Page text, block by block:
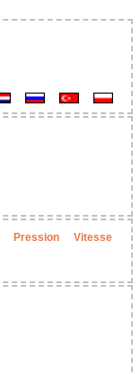
Pression Vitesse